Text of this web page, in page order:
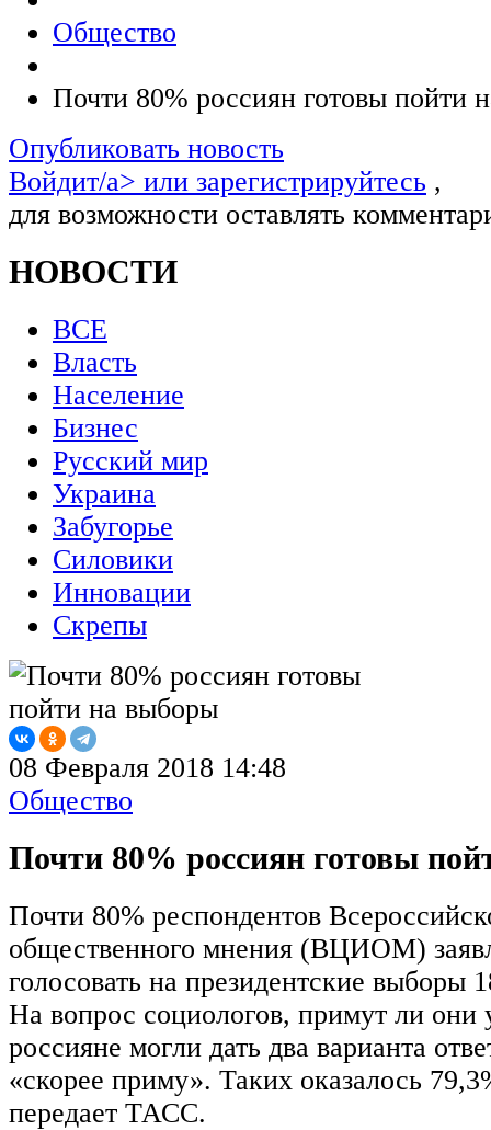
Общество
Почти 80% россиян готовы пойти
Опубликовать новость
Войдит/a> или зарегистрируйтесь ,
для возможности оставлять
НОВОСТИ
ВСЕ
Власть
Население
Бизнес
Русский мир
Украина
Забугорье
Силовики
Инновации
Скрепы
08 Февраля 2018 14:48
Общество
Почти 80% россиян готовы
Почти 80% респондентов
общественного мнения (ВЦИОМ)
голосовать на президентские выборы
На вопрос социологов, примут ли они
россияне могли дать два варианта
«скорее приму». Таких оказалось
передает ТАСС.